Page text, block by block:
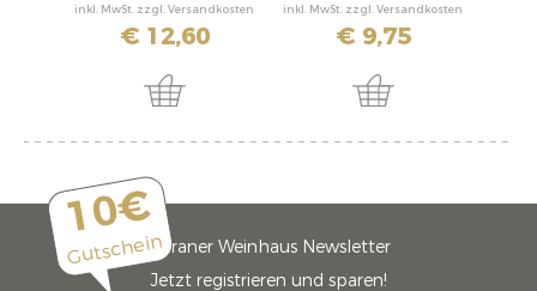
inkl. MwSt. zzgl. Versandkosten
€ 12,60
inkl. MwSt. zzgl. Versandkosten
€ 9,75
10€
GutscheinMeraner Weinhaus Newsletter
Jetzt registrieren und sparen!